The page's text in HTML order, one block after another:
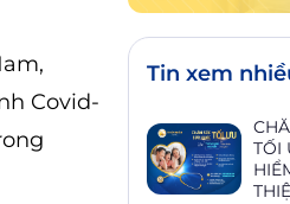
Covid-
Tin xem
TỐI